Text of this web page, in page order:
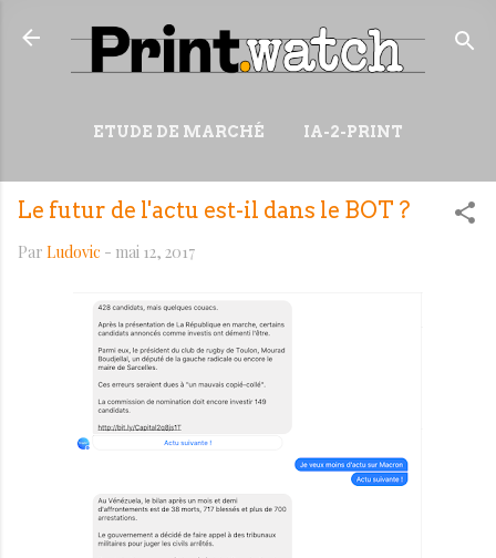
Accéder au contenu principal
ETUDE DE MARCHÉ IA-2-PRINT
PLUS… WIKI
Le futur de l'actu est-il dans le BOT ?
Par Ludovic - mai 12, 2017